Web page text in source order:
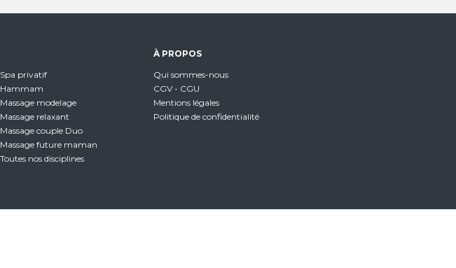
Spa privatif
Hammam
Massage modelage
Massage relaxant
Massage couple Duo
Massage future maman
Toutes nos disciplines
À PROPOS
Qui sommes-nous
CGV - CGU
Mentions légales
Politique de confidentialité